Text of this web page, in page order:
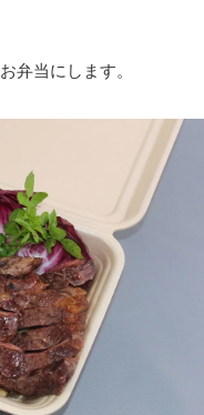
弁当にします。